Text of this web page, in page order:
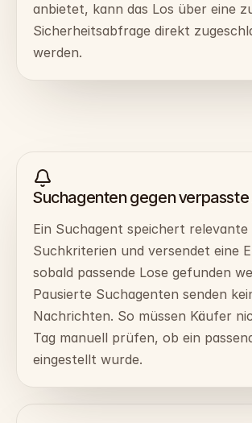
anbietet, kann das Los über eine
Sicherheitsabfrage direkt
werden.
Suchagenten gegen
Ein Suchagent speichert relevante
Suchkriterien und versendet eine
sobald passende Lose gefunden
Pausierte Suchagenten senden
Nachrichten. So müssen Käufer
Tag manuell prüfen, ob ein
eingestellt wurde.